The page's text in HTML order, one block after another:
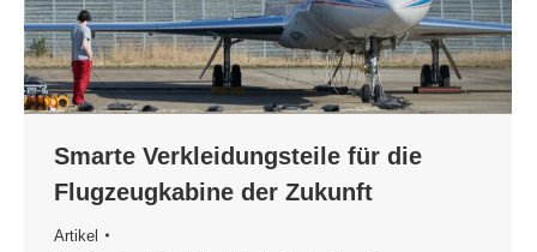
Smarte Verkleidungsteile für die
Flugzeugkabine der Zukunft
Artikel